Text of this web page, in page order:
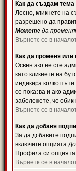
Как да създам
Лесно, кликнете на
разрешено да
Можете да
Върнете се в
Как да променя или
Освен ако не сте
като кликнете на
индикира колко
се показва и ако
забележете, че
Върнете се в
Как да добавя
За да добавите
включите опцията
Профила си опцията
Върнете се в